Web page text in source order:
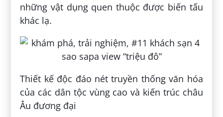
những vật dụng quen thuộc được biến tấu
khác lạ.
Thiết kế độc đáo nét truyền thống văn hóa
của các dân tộc vùng cao và kiến trúc châu
Âu đương đại